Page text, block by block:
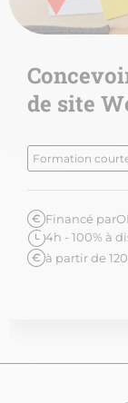
de site
Formation
Financé par
4h - 100% à
à partir de